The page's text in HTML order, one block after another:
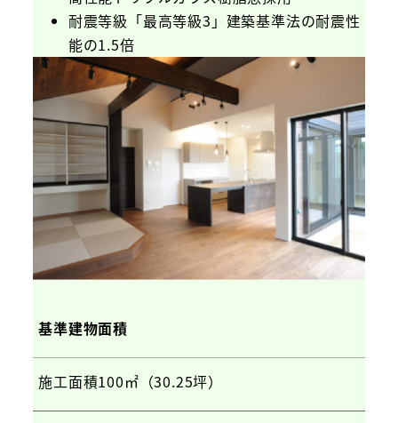
耐震等級「最高等級3」建築基準法の耐震性
能の1.5倍
基準建物面積
施工面積100㎡（30.25坪）